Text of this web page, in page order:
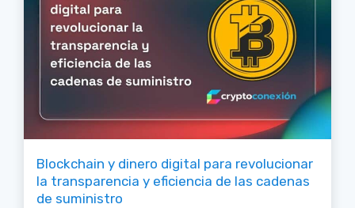
Blockchain y dinero digital para revolucionar
la transparencia y eficiencia de las cadenas
de suministro